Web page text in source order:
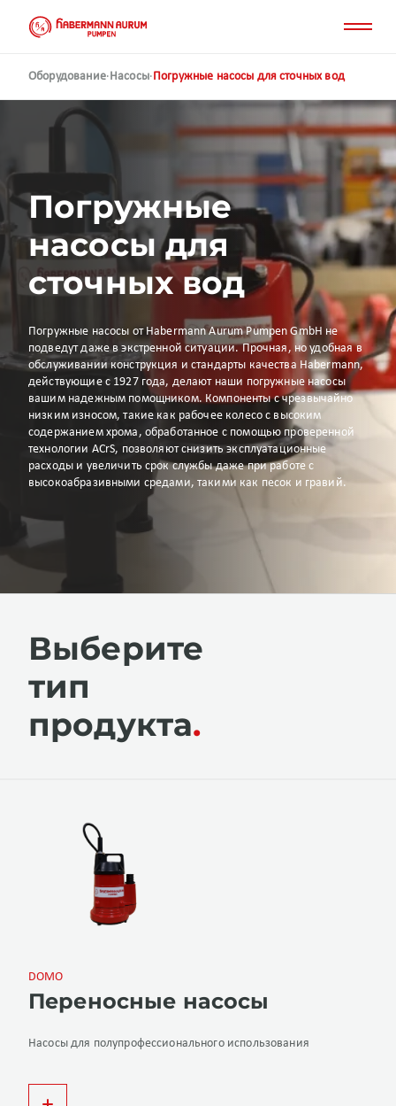
основному
Оборудование·Насосы·Погружные насосы для сточных вод
Погружные
насосы для
сточных вод
Погружные насосы от Habermann Aurum Pumpen GmbH не
подведут даже в экстренной ситуации. Прочная, но удобная в
обслуживании конструкция и стандарты качества Habermann,
действующие с 1927 года, делают наши погружные насосы
вашим надежным помощником. Компоненты с чрезвычайно
низким износом, такие как рабочее колесо с высоким
содержанием хрома, обработанное с помощью проверенной
технологии ACrS, позволяют снизить эксплуатационные
расходы и увеличить срок службы даже при работе с
высокоабразивными средами, такими как песок и гравий.
Выберите
тип
продукта
DOMO
Переносные насосы
Насосы для полупрофессионального использования